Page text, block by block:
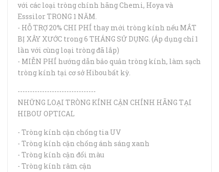
với các loại tròng chính hãng Chemi, Hoya và
Esssilor TRONG 1 NĂM.
- HỖ TRỢ 20% CHI PHÍ thay mới tròng kính nếu MẮT
BỊ XÂY XƯỚC trong 6 THÁNG SỬ DỤNG. (Áp dụng chỉ 1
lần với cùng loại tròng đã lắp)
- MIỄN PHÍ hướng dẫn bảo quản tròng kính, làm sạch
tròng kính tại cơ sở Hibou bất kỳ.
--------------------------------
NHỮNG LOẠI TRÒNG KÍNH CẬN CHÍNH HÃNG TẠI
HIBOU OPTICAL
- Tròng kính cận chống tia UV
- Tròng kính cận chống ánh sáng xanh
- Tròng kính cận đổi màu
- Tròng kính râm cận